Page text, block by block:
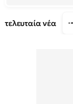
τελευταία νέα